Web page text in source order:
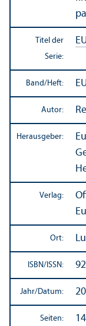
Titel der
Serie:
Band/Heft:
Autor:
Herausgeber:
Verlag:
Ort:
ISBN/ ISSN:
Jahr/Datum:
Seiten: